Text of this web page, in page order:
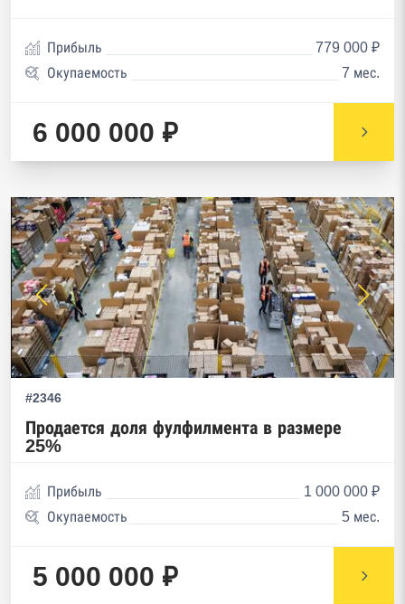
Прибыль
779 000 ₽
Окупаемость
7 мес.
6 000 000 ₽
#2346
Продается доля фулфилмента в размере
25%
Прибыль
1 000 000 ₽
Окупаемость
5 мес.
5 000 000 ₽